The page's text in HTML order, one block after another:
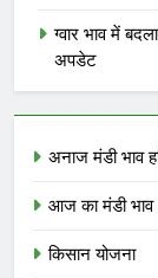
ग्वार भाव में
अपडेट
अनाज मंडी भाव
आज का मंडी
किसान योजना